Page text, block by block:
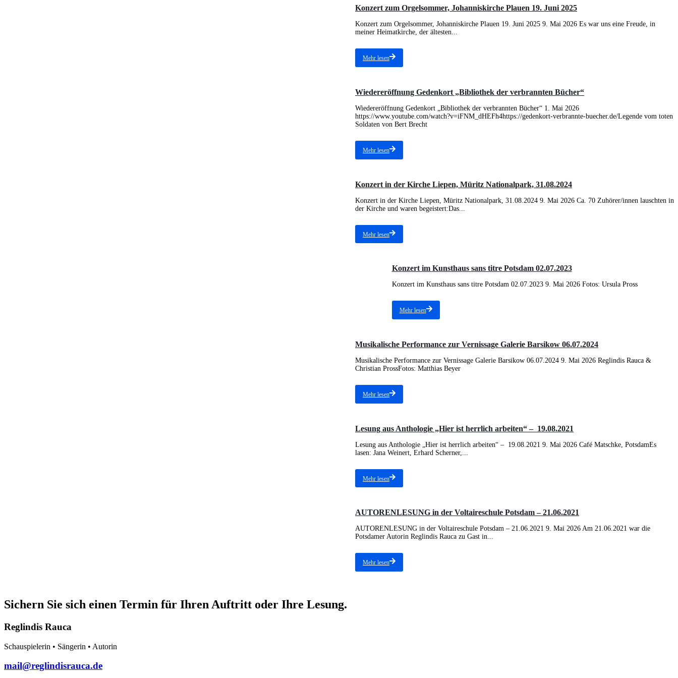
Konzert zum Orgelsommer, Johanniskirche Plauen 19. Juni 2025
Konzert zum Orgelsommer, Johanniskirche Plauen 19. Juni 2025 9. Mai 2026 Es war uns eine Freude, in
meiner Heimatkirche, der ältesten...
Mehr lesen
Wiedereröffnung Gedenkort „Bibliothek der verbrannten Bücher“
Wiedereröffnung Gedenkort „Bibliothek der verbrannten Bücher“ 1. Mai 2026
https://www.youtube.com/watch?v=iFNM_dHEFh4https://gedenkort-verbrannte-buecher.de/Legende vom toten
Soldaten von Bert Brecht
Mehr lesen
Konzert in der Kirche Liepen, Müritz Nationalpark, 31.08.2024
Konzert in der Kirche Liepen, Müritz Nationalpark, 31.08.2024 9. Mai 2026 Ca. 70 Zuhörer/innen lauschten in
der Kirche und waren begeistert:Das...
Mehr lesen
Konzert im Kunsthaus sans titre Potsdam 02.07.2023
Konzert im Kunsthaus sans titre Potsdam 02.07.2023 9. Mai 2026 Fotos: Ursula Pross
Mehr lesen
Musikalische Performance zur Vernissage Galerie Barsikow 06.07.2024
Musikalische Performance zur Vernissage Galerie Barsikow 06.07.2024 9. Mai 2026 Reglindis Rauca &
Christian ProssFotos: Matthias Beyer
Mehr lesen
Lesung aus Anthologie „Hier ist herrlich arbeiten“ – 19.08.2021
Lesung aus Anthologie „Hier ist herrlich arbeiten“ – 19.08.2021 9. Mai 2026 Café Matschke, PotsdamEs
lasen: Jana Weinert, Erhard Scherner,...
Mehr lesen
AUTORENLESUNG in der Voltaireschule Potsdam – 21.06.2021
AUTORENLESUNG in der Voltaireschule Potsdam – 21.06.2021 9. Mai 2026 Am 21.06.2021 war die
Potsdamer Autorin Reglindis Rauca zu Gast in...
Mehr lesen
Sichern Sie sich einen Termin für Ihren Auftritt oder Ihre Lesung.
Reglindis Rauca
Schauspielerin • Sängerin • Autorin
mail@reglindisrauca.de